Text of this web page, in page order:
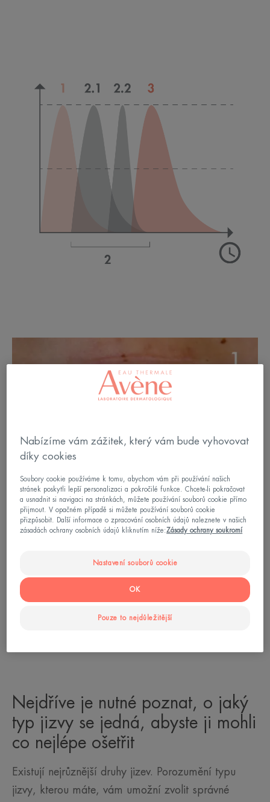
Nejdříve je nutné poznat, o jaký
typ jizvy se jedná, abyste ji mohli
co nejlépe ošetřit
Existují nejrůznější druhy jizev. Porozumění typu
jizvy, kterou máte, vám umožní zvolit správné
Nabízíme vám zážitek, který vám bude vyhovovat
díky cookies
Soubory cookie používáme k tomu, abychom vám při používání našich
stránek poskytli lepší personalizaci a pokročilé funkce. Chcete-li pokračovat
a usnadnit si navigaci na stránkách, můžete používání souborů cookie přímo
přijmout. V opačném případě si můžete používání souborů cookie
přizpůsobit. Další informace o zpracování osobních údajů naleznete v našich
zásadách ochrany osobních údajů kliknutím níže:Zásady ochrany soukromí
Nastavení souborů cookie
Pouze to nejdůležitější
OK